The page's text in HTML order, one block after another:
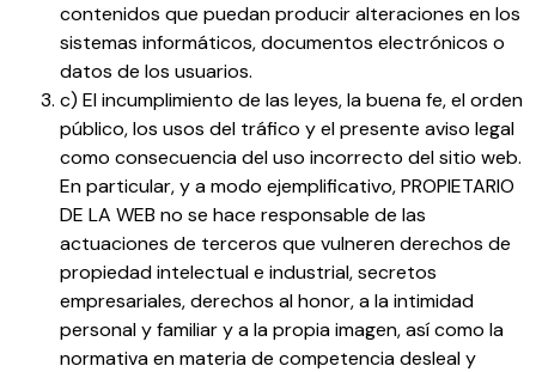
contenidos que puedan producir alteraciones en los
sistemas informáticos, documentos electrónicos o
datos de los usuarios.
c) El incumplimiento de las leyes, la buena fe, el orden
público, los usos del tráfico y el presente aviso legal
como consecuencia del uso incorrecto del sitio web.
En particular, y a modo ejemplificativo, PROPIETARIO
DE LA WEB no se hace responsable de las
actuaciones de terceros que vulneren derechos de
propiedad intelectual e industrial, secretos
empresariales, derechos al honor, a la intimidad
personal y familiar y a la propia imagen, así como la
normativa en materia de competencia desleal y